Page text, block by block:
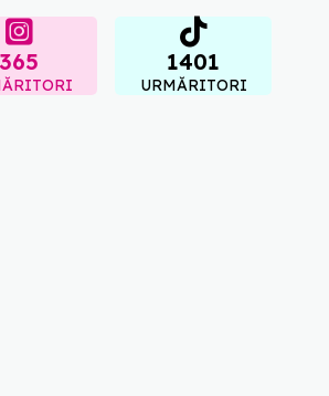
365 1401
URMĂRITORI